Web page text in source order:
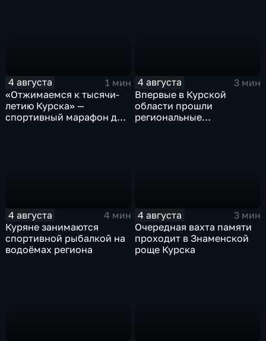
4 августа
1 мин
«Отжимаемся к тысячи-
летию Курска» —
спортивный марафон для
4 августа
3 мин
Впервые в Курской
области прошли
региональные
4 августа
4 мин
Куряне занимаются
спортивной рыбалкой на
водоёмах региона
4 августа
3 мин
Очередная вахта памяти
проходит в Знаменской
роще Курска